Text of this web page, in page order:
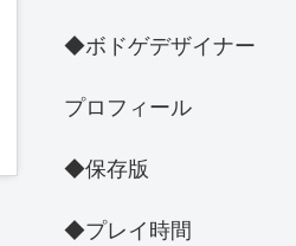
◆ボドゲデザイナー
プロフィール
◆保存版
◆プレイ時間